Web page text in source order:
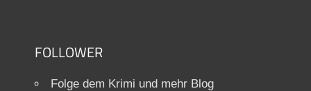
FOLLOWER
Folge dem Krimi und mehr Blog